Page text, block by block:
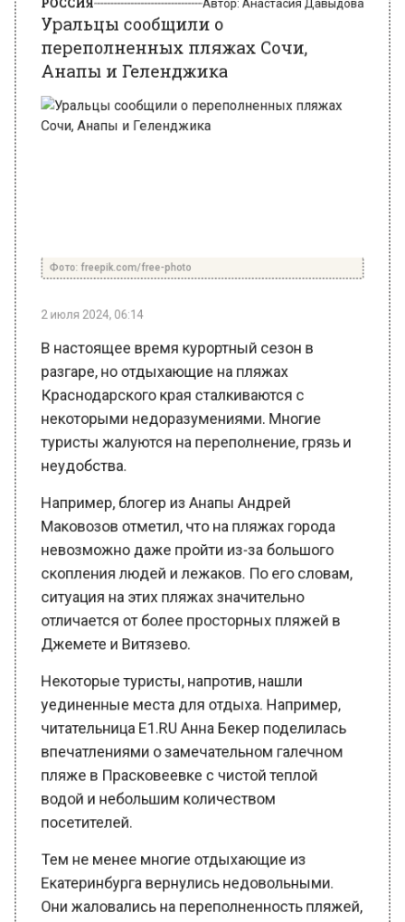
Анапы и Геленджика
2 июля 2024, 06:14
В настоящее время курортный сезон в
Краснодарского края сталкиваются с
некоторыми недоразумениями. Многие
туристы жалуются на переполнение, грязь и
неудобства.
Например, блогер из Анапы Андрей
Маковозов отметил, что на пляжах города
невозможно даже пройти из-за большого
скопления людей и лежаков. По его словам,
ситуация на этих пляжах значительно
отличается от более просторных пляжей в
Джемете и Витязево.
уединенные места для отдыха. Например,
читательница Е1.RU Анна Бекер поделилась
впечатлениями о замечательном галечном
пляже в Прасковеевке с чистой теплой
водой и небольшим количеством
посетителей.
Тем не менее многие отдыхающие из
Екатеринбурга вернулись недовольными.
Они жаловались на переполненность пляжей,